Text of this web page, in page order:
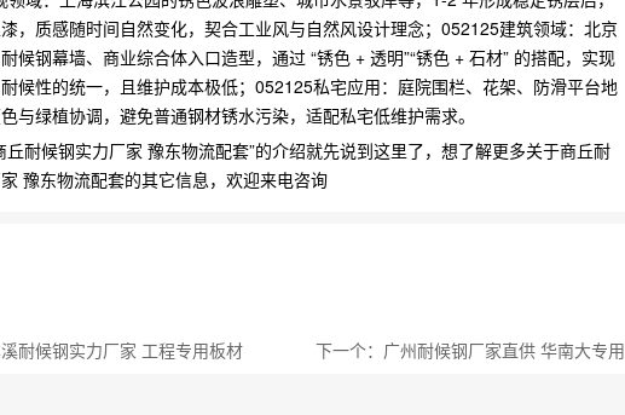
，质感随时间自然变化，契合工业风与自然风设计理念；​052125建筑领域：北京
候钢幕墙、商业综合体入口造型，通过 “锈色 + 透明”“锈色 + 石材” 的搭配，实现
候性的统一，且维护成本极低；​052125私宅应用：庭院围栏、花架、防滑平台地
与绿植协调，避免普通钢材锈水污染，适配私宅低维护需求。
丘耐候钢实力厂家 豫东物流配套”的介绍就先说到这里了，想了解更多关于商丘耐
豫东物流配套的其它信息，欢迎来电咨询
耐候钢实力厂家 工程专用板材 下一个：广州耐候钢厂家直供 华南大专用